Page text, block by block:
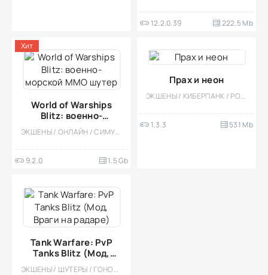
12.2.0.39 222.5 Mb
World of Warships
Blitz: военно-
морской MMO шутерЭКШЕНЫ / ОНЛАЙН / СИМУЛЯТОРЫ / МНОГОПОЛЬЗОВАТЕЛЬСКАЯ / СОРЕВНОВАТЕЛЬНАЯ / ШУТЕРЫ / КАЗУАЛЬНЫЕ / РЕАЛИЗМ / ОДНОПОЛЬЗОВАТЕЛЬСКИЕ / 3D / МОД
9.2.0 1.5 Gb
Хит
Прах и неон
ЭКШЕНЫ / КИБЕРПАНК / РОБОТЫ / ИЗОМЕТРИЯ / ОДНОПОЛЬЗОВАТЕЛЬСКИЕ / ОФЛАЙН / ПРИКЛЮЧЕНИЕ / 3D / ВСТРОЕННЫЙ КЕШ / БОЛЬШАЯ / ВИД СВЕРХУ
1.3.3 531 Mb
Tank Warfare: PvP
Tanks Blitz (Мод,
Враги на радаре) ЭКШЕНЫ / ШУТЕРЫ / ГОНОЧНЫЙ ШУТЕР / ТАНКИ / КАЗУАЛЬНЫЕ / МНОГОПОЛЬЗОВАТЕЛЬСКАЯ / СОРЕВНОВАТЕЛЬНАЯ / СТИЛИЗАЦИЯ / 3D / МОД / ВОЙНА / РЕАЛИЗМ